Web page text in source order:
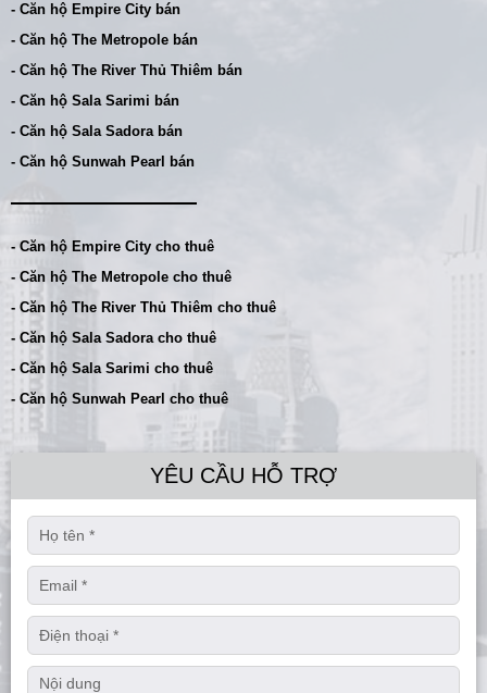
- Căn hộ Empire City bán
- Căn hộ The Metropole bán
- Căn hộ The River Thủ Thiêm bán
- Căn hộ Sala Sarimi bán
- Căn hộ Sala Sadora bán
- Căn hộ Sunwah Pearl bán
- Căn hộ Empire City cho thuê
- Căn hộ The Metropole cho thuê
- Căn hộ The River Thủ Thiêm cho thuê
- Căn hộ Sala Sadora cho thuê
- Căn hộ Sala Sarimi cho thuê
- Căn hộ Sunwah Pearl cho thuê
YÊU CẦU HỖ TRỢ